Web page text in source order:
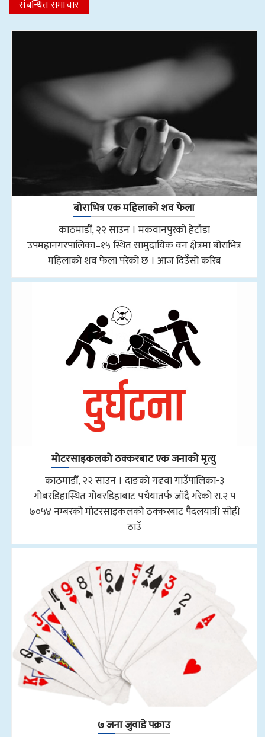
संबन्धित समाचार
बोराभित्र एक महिलाको शव फेला
काठमाडौँ, २२ साउन । मकवानपुरको हेटौंडा
उपमहानगरपालिका–१५ स्थित सामुदायिक वन क्षेत्रमा बोराभित्र
महिलाको शव फेला परेको छ । आज दिउँसो करिब
मोटरसाइकलको ठक्करबाट एक जनाको मृत्यु
काठमाडौँ, २२ साउन । दाङको गढवा गाउँपालिका-३
गोबरडिहास्थित गोबरडिहाबाट पचैयातर्फ जाँदै गरेको रा.२ प
७०५४ नम्बरको मोटरसाइकलको ठक्करबाट पैदलयात्री सोही
ठाउँ
७ जना जुवाडे पक्राउ